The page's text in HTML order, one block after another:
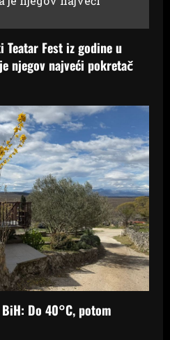
Fest iz godine u
njegov najveći pokretač
Do 40°C, potom